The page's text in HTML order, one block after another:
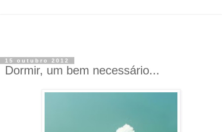
15 outubro 2012
Dormir, um bem necessário...